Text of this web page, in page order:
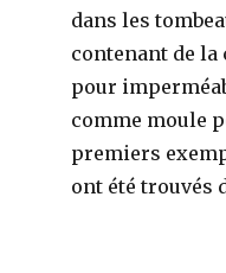
dans les
contenant de la
pour
comme moule
premiers
ont été trouvés